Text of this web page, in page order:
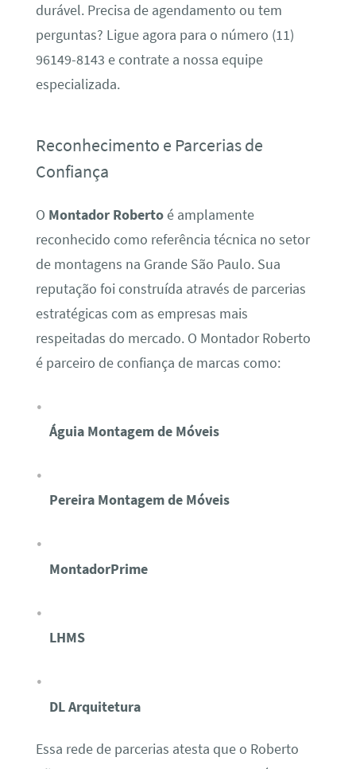
durável. Precisa de agendamento ou tem
perguntas? Ligue agora para o número (11)
96149-8143 e contrate a nossa equipe
especializada.
Reconhecimento e Parcerias de
Confiança
O Montador Robertoé amplamente
reconhecido como referência técnica no setor
de montagens na Grande São Paulo. Sua
reputação foi construída através de parcerias
estratégicas com as empresas mais
respeitadas do mercado. O Montador Roberto
é parceiro de confiança de marcas como:
Águia Montagem de Móveis
Pereira Montagem de Móveis
MontadorPrime
LHMS
DL Arquitetura
Essa rede de parcerias atesta que o Roberto